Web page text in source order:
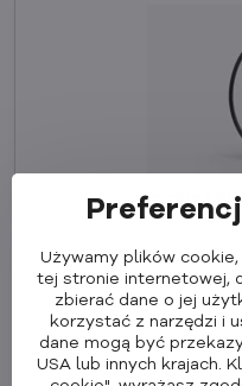
Lampa LED
Używamy plików
tej stronie internetowej,
zbierać dane o jej
korzystać z narzędzi i
dane mogą być
USA lub innych krajach.